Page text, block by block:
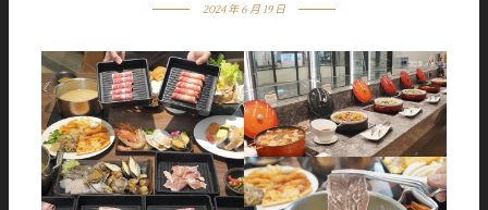
2024 年 6 月 19 日